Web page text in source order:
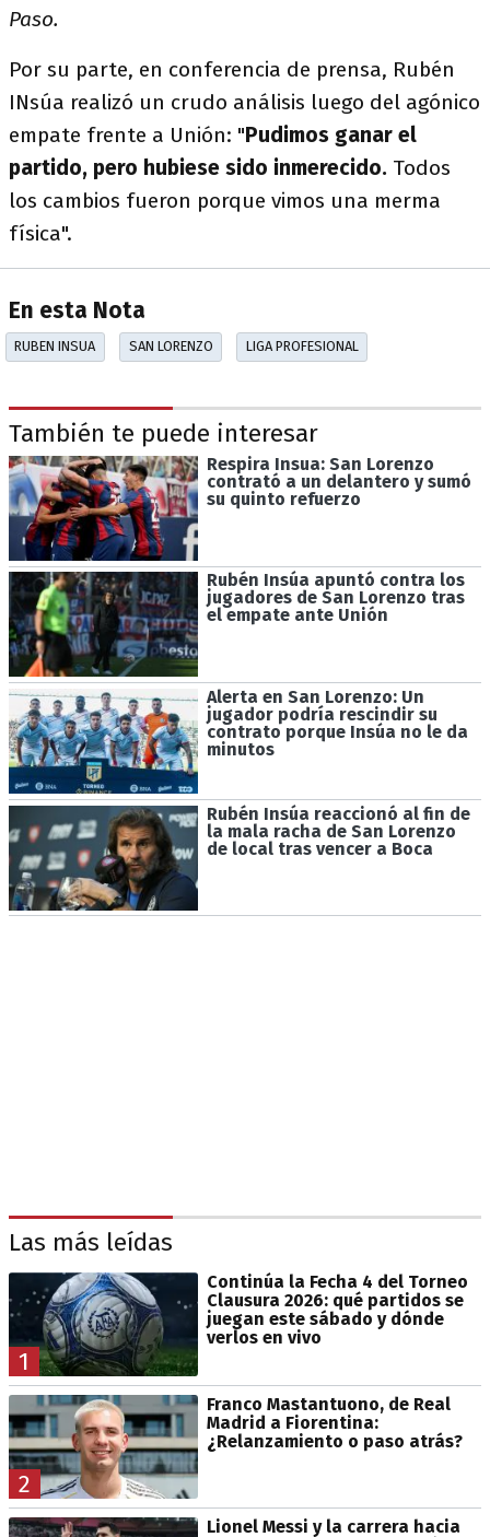
Paso.
Por su parte, en conferencia de prensa, Rubén
INsúa realizó un crudo análisis luego del agónico
empate frente a Unión: "Pudimos ganar el
partido, pero hubiese sido inmerecido. Todos
los cambios fueron porque vimos una merma
física".
En esta Nota
RUBEN INSUA SAN LORENZO LIGA PROFESIONAL
También te puede interesar
Respira Insua: San Lorenzo
contrató a un delantero y sumó
su quinto refuerzo
Rubén Insúa apuntó contra los
jugadores de San Lorenzo tras
el empate ante Unión
Alerta en San Lorenzo: Un
jugador podría rescindir su
contrato porque Insúa no le da
minutos
Rubén Insúa reaccionó al fin de
la mala racha de San Lorenzo
de local tras vencer a Boca
Las más leídas
1
Continúa la Fecha 4 del Torneo
Clausura 2026: qué partidos se
juegan este sábado y dónde
verlos en vivo
2
Franco Mastantuono, de Real
Madrid a Fiorentina:
¿Relanzamiento o paso atrás?
Lionel Messi y la carrera hacia